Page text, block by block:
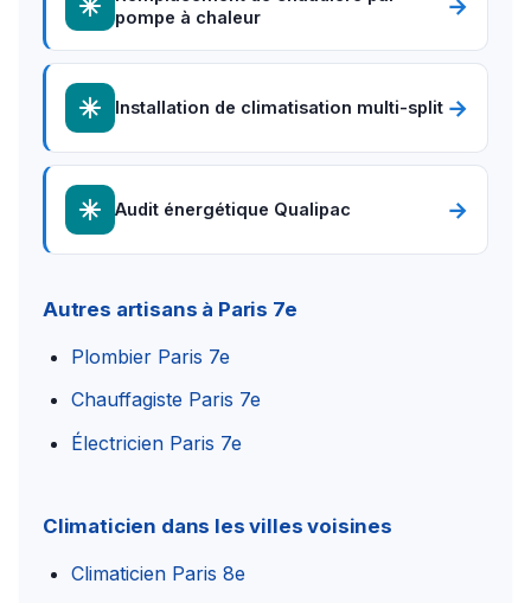
pompe à chaleur
→
Installation de climatisation multi-split →
Audit énergétique Qualipac →
Autres artisans à Paris 7e
Plombier Paris 7e
Chauffagiste Paris 7e
Électricien Paris 7e
Climaticien dans les villes voisines
Climaticien Paris 8e